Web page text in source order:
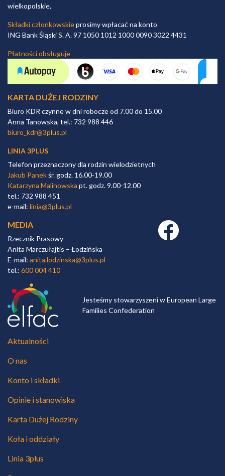
wielkopolskie,
Składki członkowskieprosimy wpłacać na konto
ING Bank Śląski S. A. 97 1050 1012 1000 0090 3022 4431
Płatności obsługuje
KARTA DUŻEJ RODZINY
Biuro KDR czynne w dni robocze od 7.00 do 15.00
Anna Tanowska, tel.: 732 988 446
biuro_kdr@3plus.pl
LINIA 3PLUS
Telefon przeznaczony dla rodzin wielodzietnych
Jakub Panekśr. godz. 16.00-19.00
Katarzyna Malinowska pt. godz. 9.00-12.00
tel.: 732 988 451
e-mail: linia@3plus.pl
MEDIA
Rzecznik Prasowy
Anita Marczułajtis – Łodzińska
E-mail: anita.lodzinska@3plus.pl
tel.: 600 004 410
Facebook link
Jesteśmy stowarzyszeni w European Large
Families Confederation
Aktualności
O nas
Konto i składki
Opinie i stanowiska
Karta Dużej Rodziny
Koła i oddziały
Linia 3plus